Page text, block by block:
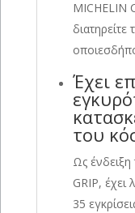
MICHELIN
Έχει
του
Ως
GRIP, έχει
35